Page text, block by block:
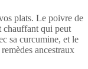
plats. Le poivre de
chauffant qui peut
sa curcumine, et le
ancestraux